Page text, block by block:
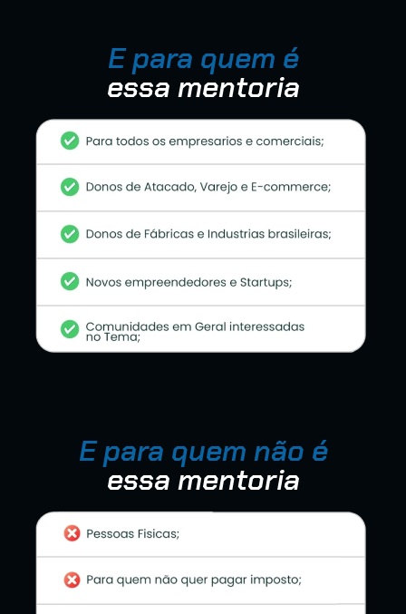
E para quem é
essa mentoria
E para quem não é
essa mentoria